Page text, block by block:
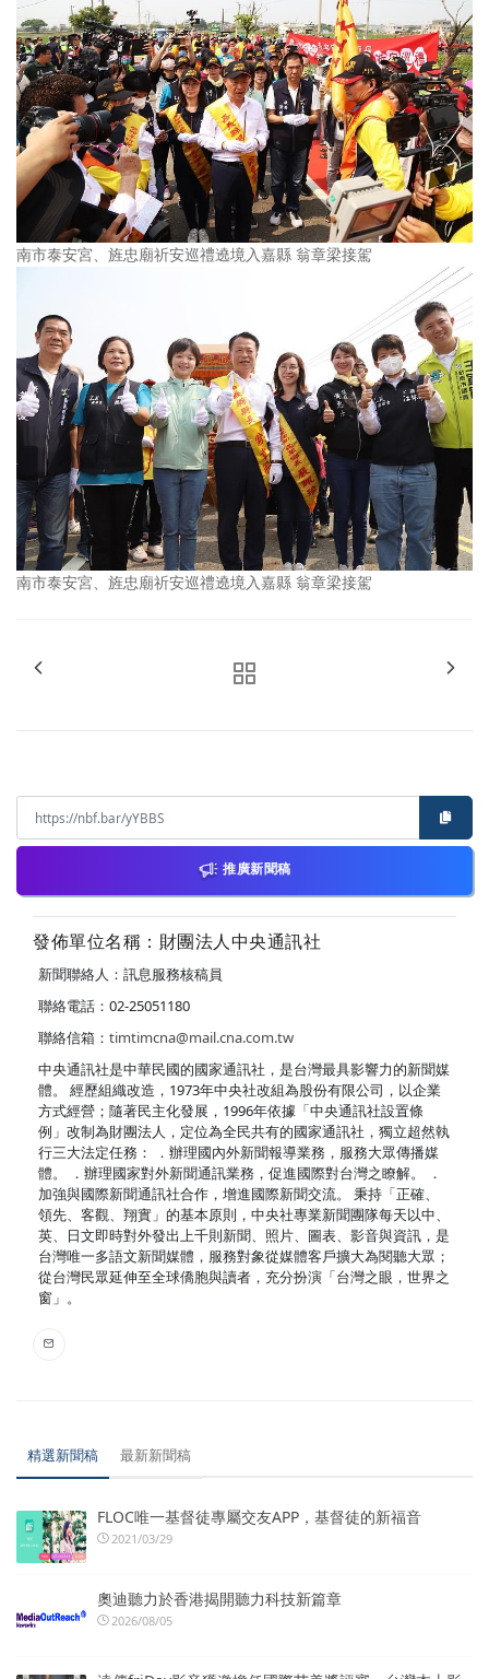
南市泰安宮、旌忠廟祈安巡禮遶境入嘉縣 翁章梁接駕
南市泰安宮、旌忠廟祈安巡禮遶境入嘉縣 翁章梁接駕
推廣新聞稿
發佈單位名稱：財團法人中央通訊社
新聞聯絡人：訊息服務核稿員
聯絡電話：02-25051180
聯絡信箱： timtimcna@mail.cna.com.tw
中央通訊社是中華民國的國家通訊社，是台灣最具影響力的新聞媒
體。 經歷組織改造，1973年中央社改組為股份有限公司，以企業
方式經營；隨著民主化發展，1996年依據「中央通訊社設置條
例」改制為財團法人，定位為全民共有的國家通訊社，獨立超然執
行三大法定任務： ．辦理國內外新聞報導業務，服務大眾傳播媒
體。 ．辦理國家對外新聞通訊業務，促進國際對台灣之瞭解。 ．
加強與國際新聞通訊社合作，增進國際新聞交流。 秉持「正確、
領先、客觀、翔實」的基本原則，中央社專業新聞團隊每天以中、
英、日文即時對外發出上千則新聞、照片、圖表、影音與資訊，是
台灣唯一多語文新聞媒體，服務對象從媒體客戶擴大為閱聽大眾；
從台灣民眾延伸至全球僑胞與讀者，充分扮演「台灣之眼，世界之
窗」。
精選新聞稿 最新新聞稿
FLOC唯一基督徒專屬交友APP，基督徒的新福音
2021/03/29
奧迪聽力於香港揭開聽力科技新篇章
2026/08/05